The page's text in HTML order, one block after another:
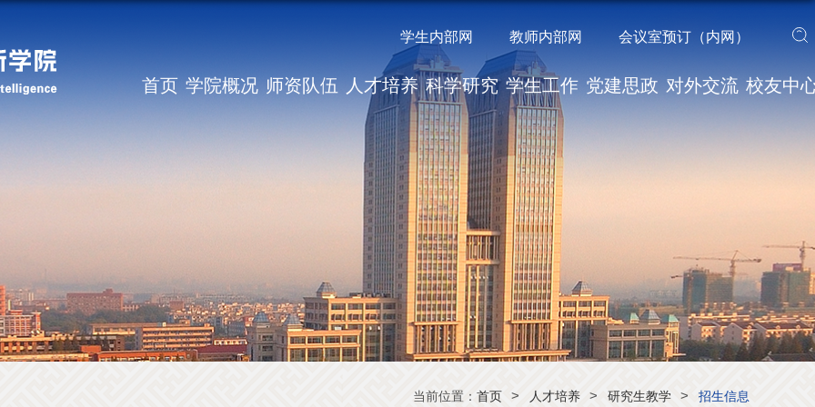
学生内部网 教师内部网 会议室预订（内网）
首页 学院概况 师资队伍 人才培养 科学研究 学生工作 党建思政 对外交流 校友中
当前位置： 首页 > 人才培养 > 研究生教学 > 招生信息